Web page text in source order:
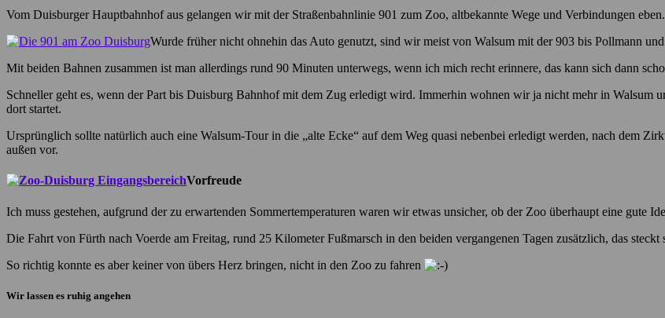
Vom Duisburger Hauptbahnhof aus gelangen wir mit der Straßenbahnlinie 901 zum Zoo, altbekannte Wege und Verbindungen eben.
Wurde früher nicht ohnehin das Auto genutzt, sind wir meist von Walsum mit der 903 bis Pollmann
Mit beiden Bahnen zusammen ist man allerdings rund 90 Minuten unterwegs, wenn ich mich recht erinnere, das kann sich dann
Schneller geht es, wenn der Part bis Duisburg Bahnhof mit dem Zug erledigt wird. Immerhin wohnen wir ja nicht mehr in Walsum
dort startet.
Ursprünglich sollte natürlich auch eine Walsum-Tour in die „alte Ecke“ auf dem Weg quasi nebenbei erledigt werden, nach dem
außen vor.
Vorfreude
Ich muss gestehen, aufgrund der zu erwartenden Sommertemperaturen waren wir etwas unsicher, ob der Zoo überhaupt eine gute
Die Fahrt von Fürth nach Voerde am Freitag, rund 25 Kilometer Fußmarsch in den beiden vergangenen Tagen zusätzlich, das
So richtig konnte es aber keiner von übers Herz bringen, nicht in den Zoo zu fahren
Wir lassen es ruhig angehen